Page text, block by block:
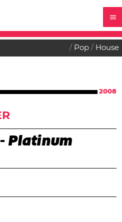
Pop House
2008
Platinum